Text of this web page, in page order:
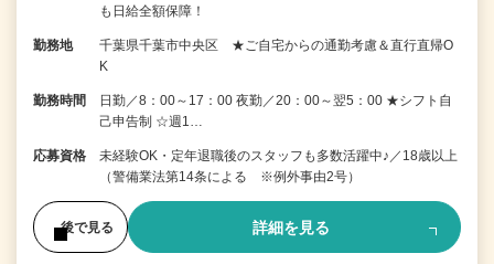
も日給全額保障！
勤務地
千葉県千葉市中央区 ★ご自宅からの通勤考慮＆直行直帰O
K
勤務時間
日勤／8：00～17：00 夜勤／20：00～翌5：00 ★シフト自
己申告制 ☆週1…
応募資格
未経験OK・定年退職後のスタッフも多数活躍中♪／18歳以上
（警備業法第14条による ※例外事由2号）
後で見る 詳細を見る